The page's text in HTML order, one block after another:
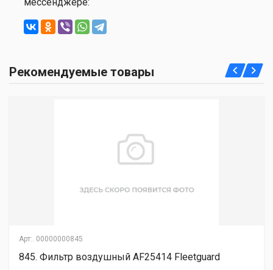
Рекомендуемые товары
Арт:. 00000000845
845. Фильтр воздушный AF25414 Fleetguard